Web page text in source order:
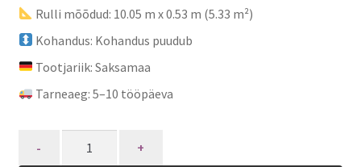
Rulli mõõdud: 10.05 m x 0.53 m (5.33 m²)
Kohandus: Kohandus puudub
Tootjariik: Saksamaa
Tarneaeg: 5–10 tööpäeva